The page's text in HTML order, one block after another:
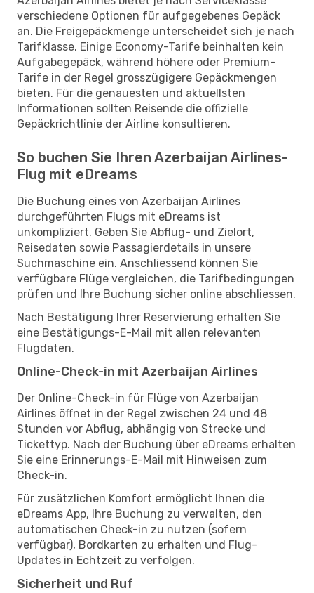
verschiedene Optionen für aufgegebenes Gepäck
an. Die Freigepäckmenge unterscheidet sich je nach
Tarifklasse. Einige Economy-Tarife beinhalten kein
Aufgabegepäck, während höhere oder Premium-
Tarife in der Regel grosszügigere Gepäckmengen
bieten. Für die genauesten und aktuellsten
Informationen sollten Reisende die offizielle
Gepäckrichtlinie der Airline konsultieren.
So buchen Sie Ihren Azerbaijan Airlines-
Flug mit eDreams
Die Buchung eines von Azerbaijan Airlines
durchgeführten Flugs mit eDreams ist
unkompliziert. Geben Sie Abflug- und Zielort,
Reisedaten sowie Passagierdetails in unsere
Suchmaschine ein. Anschliessend können Sie
verfügbare Flüge vergleichen, die Tarifbedingungen
prüfen und Ihre Buchung sicher online abschliessen.
Nach Bestätigung Ihrer Reservierung erhalten Sie
eine Bestätigungs-E-Mail mit allen relevanten
Flugdaten.
Online-Check-in mit Azerbaijan Airlines
Der Online-Check-in für Flüge von Azerbaijan
Airlines öffnet in der Regel zwischen 24 und 48
Stunden vor Abflug, abhängig von Strecke und
Tickettyp. Nach der Buchung über eDreams erhalten
Sie eine Erinnerungs-E-Mail mit Hinweisen zum
Check-in.
Für zusätzlichen Komfort ermöglicht Ihnen die
eDreams App, Ihre Buchung zu verwalten, den
automatischen Check-in zu nutzen (sofern
verfügbar), Bordkarten zu erhalten und Flug-
Updates in Echtzeit zu verfolgen.
Sicherheit und Ruf